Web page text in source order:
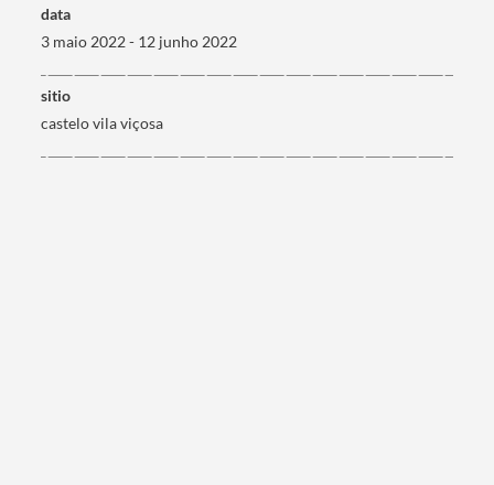
Categorias gerais
Filtros
data
3 maio 2022 - 12 junho 2022
sitio
castelo vila viçosa